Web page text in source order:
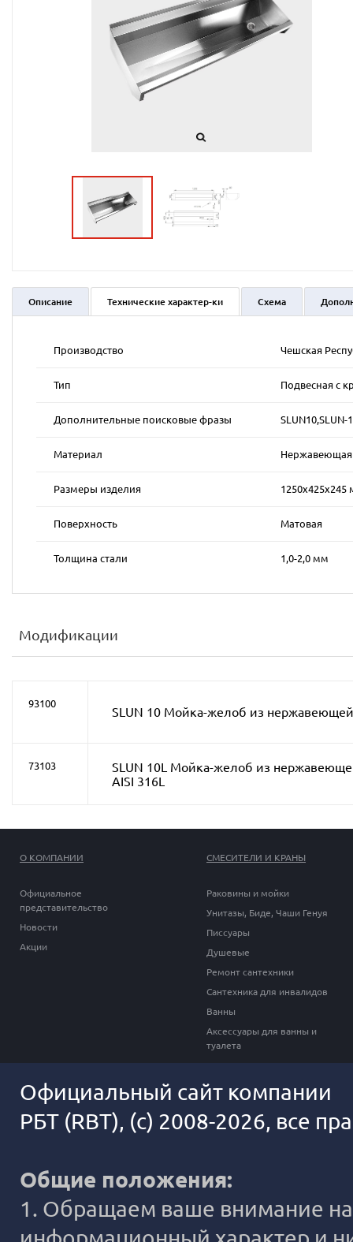
Описание Технические характер-ки Схема
Производство Чешская
Тип Подвесная с
Дополнительные поисковые фразы SLUN10,SLUN-
Материал Нержавеющая
Размеры изделия 1250х425х245
Поверхность Матовая
Толщина стали 1,0-2,0 мм
Модификации
93100
SLUN 10 Мойка-желоб из
73103
SLUN 10L Мойка-желоб из
AISI 316L
О КОМПАНИИ
Официальное
представительство
Новости
Акции
СМЕСИТЕЛИ И КРАНЫ
Раковины и мойки
Унитазы, Биде, Чаши Генуя
Писсуары
Душевые
Ремонт сантехники
Сантехника для инвалидов
Ванны
Аксессуары для ванны и
туалета
Официальный сайт компании
РБТ (RBT), (c) 2008-2026, все
Общие положения:
1. Обращаем ваше внимание на